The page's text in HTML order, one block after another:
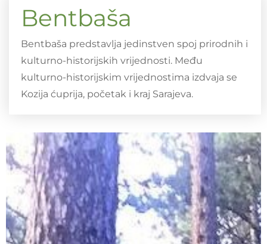
Bentbaša
Bentbaša predstavlja jedinstven spoj prirodnih i
kulturno-historijskih vrijednosti. Među
kulturno-historijskim vrijednostima izdvaja se
Kozija ćuprija, početak i kraj Sarajeva.